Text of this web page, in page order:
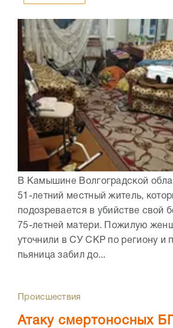
В Камышине Волгоградской
51-летний местный житель,
подозревается в убийстве свой
75-летней матери. Пожилую
уточнили в СУ СКР по региону и
пьяница забил до...
Происшествия
Атаку смертоносных